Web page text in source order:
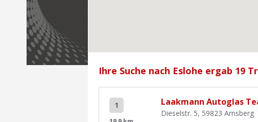
Ihre Suche nach Eslohe ergab 19
1 Laakmann Autoglas
Dieselstr. 5, 59823 Arnsberg